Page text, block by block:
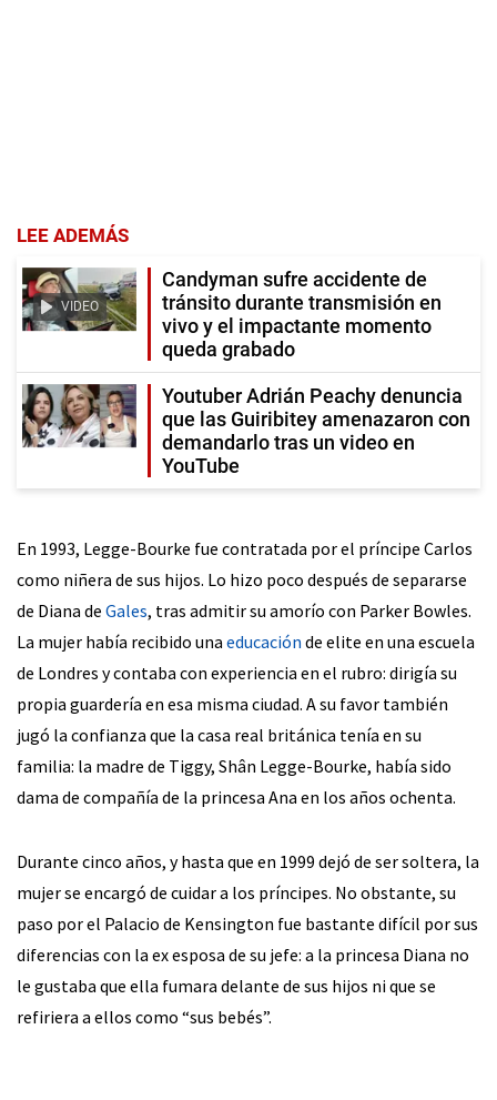
LEE ADEMÁS
VIDEO
Candyman sufre accidente de
tránsito durante transmisión en
vivo y el impactante momento
queda grabado
Youtuber Adrián Peachy denuncia
que las Guiribitey amenazaron con
demandarlo tras un video en
YouTube
En 1993, Legge-Bourke fue contratada por el príncipe Carlos
como niñera de sus hijos. Lo hizo poco después de separarse
de Diana de Gales, tras admitir su amorío con Parker Bowles.
La mujer había recibido una educación de elite en una escuela
de Londres y contaba con experiencia en el rubro: dirigía su
propia guardería en esa misma ciudad. A su favor también
jugó la confianza que la casa real británica tenía en su
familia: la madre de Tiggy, Shân Legge-Bourke, había sido
dama de compañía de la princesa Ana en los años ochenta.
Durante cinco años, y hasta que en 1999 dejó de ser soltera, la
mujer se encargó de cuidar a los príncipes. No obstante, su
paso por el Palacio de Kensington fue bastante difícil por sus
diferencias con la ex esposa de su jefe: a la princesa Diana no
le gustaba que ella fumara delante de sus hijos ni que se
refiriera a ellos como “sus bebés”.